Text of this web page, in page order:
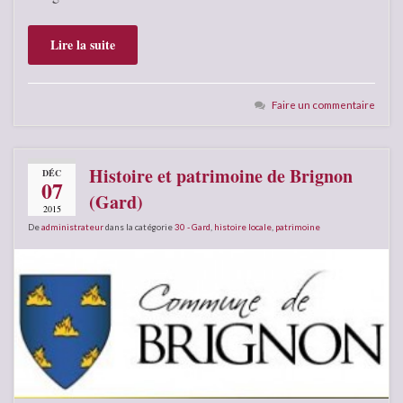
Lire la suite
Faire un commentaire
DÉC
07
2015
Histoire et patrimoine de Brignon
(Gard)
Deadministrateurdans la catégorie30 - Gard histoire locale patrimoine